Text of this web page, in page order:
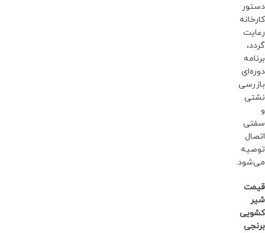
دستور
کارخانه
رعایت
گردد،
برنامه
دوره‌ای
بازرسی
نشتی
و
سفتی
اتصال
توصیه
می‌شود.
قیمت
شیر
کشویی
برنجی